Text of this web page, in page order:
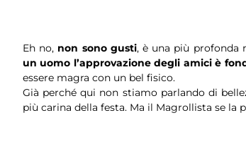
Eh no, non sono gusti, è una più profonda
un uomo l’approvazione degli amici è
essere magra con un bel fisico.
Già perché qui non stiamo parlando di
più carina della festa. Ma il Magrollista se la